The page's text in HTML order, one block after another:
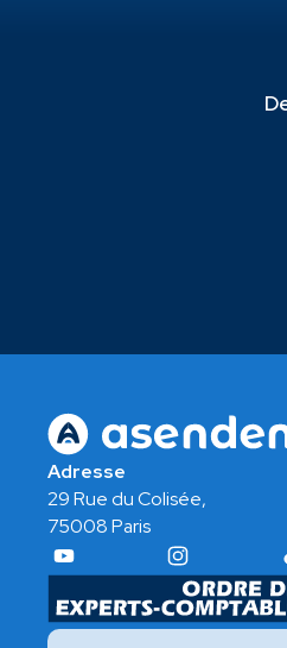
Adresse
29 Rue du Colisée,
75008 Paris